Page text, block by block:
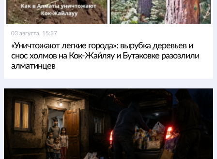
03 августа, 15:37
«Уничтожают легкие города»: вырубка деревьев и
снос холмов на Кок-Жайляу и Бутаковке разозлили
алматинцев